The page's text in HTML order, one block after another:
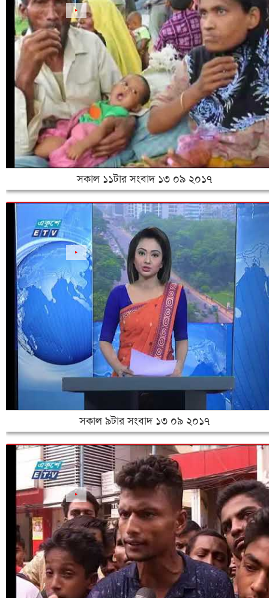
সকাল ১১টার সংবাদ ১৩ ০৯ ২০১৭
সকাল ৯টার সংবাদ ১৩ ০৯ ২০১৭